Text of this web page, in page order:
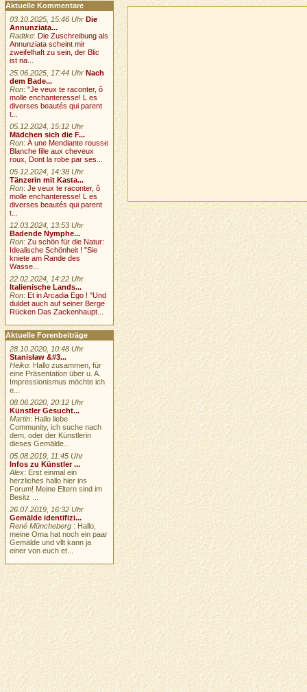
Aktuelle Kommentare
03.10.2025, 15:46 Uhr Die
Annunziata...
Radtke: Die Zuschreibung als
Annunziata scheint mir
zweifelhaft zu sein, der Blic
ist na...
25.06.2025, 17:44 Uhr Nach
dem Bade...
Ron:"Je veux te raconter, ô
molle enchanteresse! L es
diverses beautés qui parent
t...
05.12.2024, 15:12 Uhr
Mädchen sich die F...
Ron:À une Mendiante rousse
Blanche fille aux cheveux
roux, Dont la robe par ses...
05.12.2024, 14:38 Uhr
Tänzerin mit Kasta...
Ron:Je veux te raconter, ô
molle enchanteresse! L es
diverses beautés qui parent
t...
12.03.2024, 13:53 Uhr
Badende Nymphe...
Ron:Zu schön für die Natur:
Idealische Schönheit ! "Sie
kniete am Rande des
Wasse...
22.02.2024, 14:22 Uhr
Italienische Lands...
Ron:Et in Arcadia Ego ! "Und
duldet auch auf seiner Berge
Rücken Das Zackenhaupt...
Aktuelle Forenbeiträge
28.10.2020, 10:48 Uhr
Stanisław &#3...
Heiko: Hallo zusammen, für
eine Präsentation über u. A.
Impressionismus möchte ich
e...
08.06.2020, 20:12 Uhr
Künstler Gesucht...
Martin: Hallo liebe
Community, ich suche nach
dem, oder der Künstlerin
dieses Gemälde...
05.08.2019, 11:45 Uhr
Infos zu Künstler ...
Alex: Erst einmal ein
herzliches hallo hier ins
Forum! Meine Eltern sind im
Besitz ...
26.07.2019, 16:32 Uhr
Gemälde identifizi...
René Müncheberg : Hallo,
meine Oma hat noch ein paar
Gemälde und vllt kann ja
einer von euch et...